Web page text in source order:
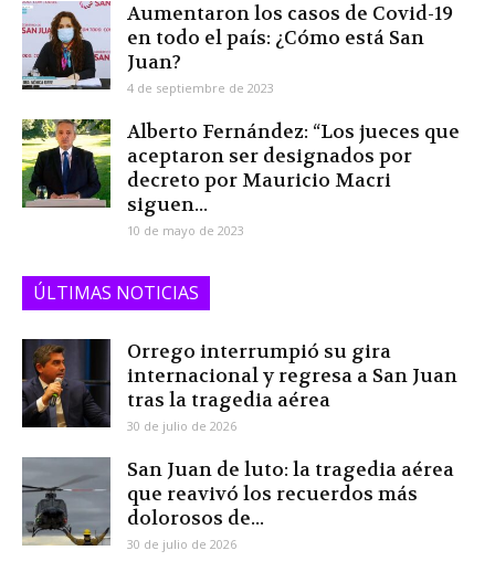
Aumentaron los casos de Covid-19
en todo el país: ¿Cómo está San
Juan?
4 de septiembre de 2023
Alberto Fernández: “Los jueces que
aceptaron ser designados por
decreto por Mauricio Macri
siguen...
10 de mayo de 2023
ÚLTIMAS NOTICIAS
Orrego interrumpió su gira
internacional y regresa a San Juan
tras la tragedia aérea
30 de julio de 2026
San Juan de luto: la tragedia aérea
que reavivó los recuerdos más
dolorosos de...
30 de julio de 2026